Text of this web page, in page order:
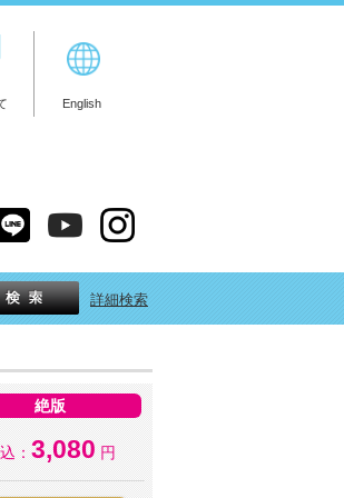
English
詳細検索
絶版
： 3,080 円